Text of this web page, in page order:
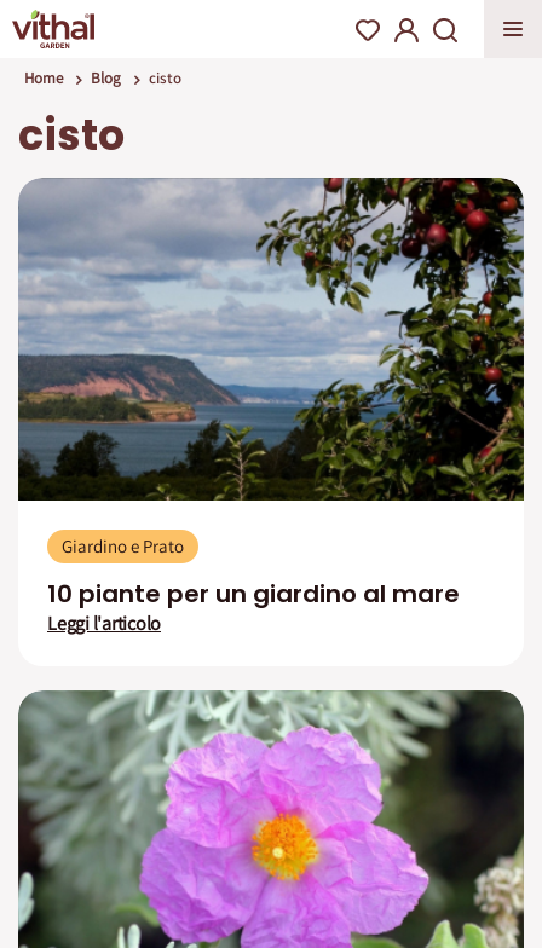
Home Blog cisto
cisto
Giardino e Prato
10 piante per un giardino al mare
Leggi l'articolo